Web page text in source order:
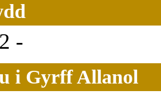
-
i Gyrff Allanol